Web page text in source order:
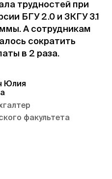
трудностей при
БГУ 2.0 и ЗКГУ 3.1
А сотрудникам
сократить
в 2 раза.
Юлия
факультета